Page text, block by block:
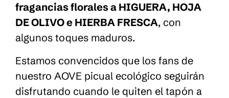
fragancias florales a HIGUERA, HOJA
DE OLIVO e HIERBA FRESCA, con
algunos toques maduros.
Estamos convencidos que los fans de
nuestro AOVE picual ecológico seguirán
disfrutando cuando le quiten el tapón a